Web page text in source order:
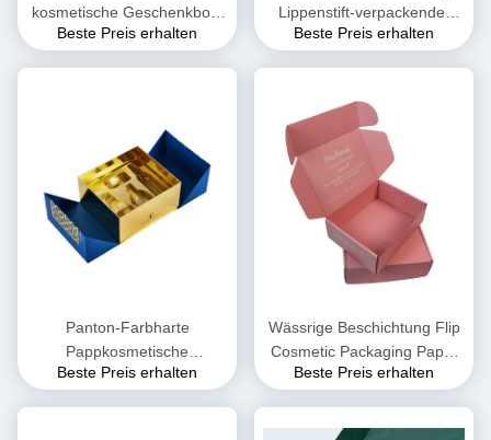
kosmetische Geschenkbox-
Verpackenblase CMYK 2mm
Beste Preis erhalten
Lippenstift-verpackender
Papierkasten Pantone mit
Beste Preis erhalten
Panton-Farbharte
Pappkosmetische
Geschenkbox, die EVA
Beste Preis erhalten
Wässrige Beschichtung Flip
Cosmetic Packaging Paper
Boxs pdf AI rosa Papp
Beste Preis erhalten